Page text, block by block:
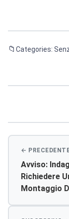
Categories:
Avviso:
Richiedere
Montaggio